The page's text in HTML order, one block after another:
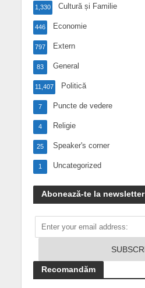
Cultură și Familie
1,330
Economie
446
Extern
797
General
83
Politică
11,407
Puncte de vedere
7
Religie
4
Speaker's corner
25
Uncategorized
1
Abonează-te la newsletter
Recomandăm